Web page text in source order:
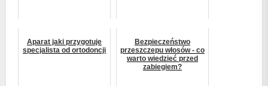
Aparat jaki przygotuje
specjalista od ortodoncji
Bezpieczeństwo
przeszczepu włosów - co
warto wiedzieć przed
zabiegiem?